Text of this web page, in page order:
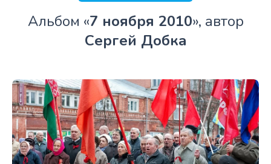
Aльбом «7 ноября 2010», автор
Сергей Добка